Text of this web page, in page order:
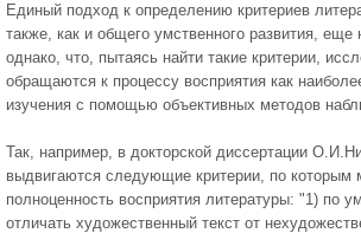
Единый подход к определению критериев
также, как и общего умственного развития,
однако, что, пытаясь найти такие критерии,
обращаются к процессу восприятия как
изучения с помощью объективных методов
Так, например, в докторской диссертации
выдвигаются следующие критерии, по которым
полноценность восприятия литературы: "1) по
отличать художественный текст от